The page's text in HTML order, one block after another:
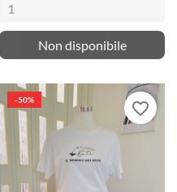
Non disponibile
-50% favorite_border